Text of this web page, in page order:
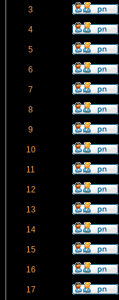
3
4
5
6
7
8
9
10
11
12
13
14
15
16
17